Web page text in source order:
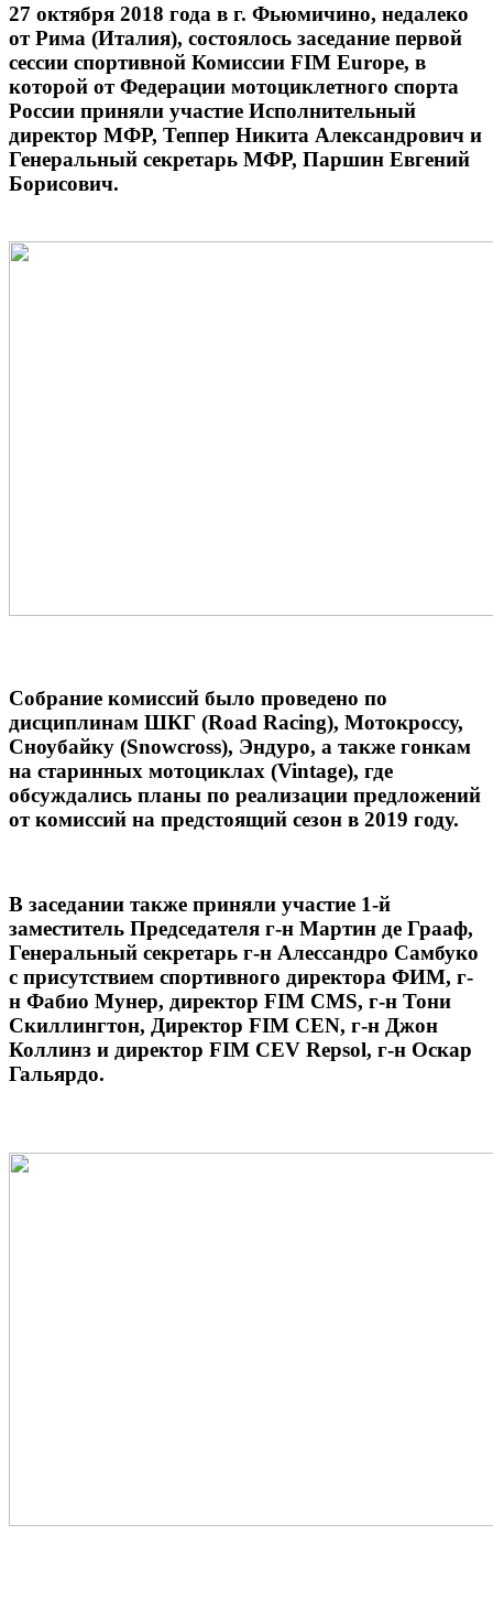
27 октября 2018 года в г. Фьюмичино, недалеко
от Рима (Италия), состоялось заседание первой
сессии спортивной Комиссии FIM Europe, в
которой от Федерации мотоциклетного спорта
России приняли участие Исполнительный
директор МФР, Теппер Никита Александрович и
Генеральный секретарь МФР, Паршин Евгений
Борисович.
Собрание комиссий было проведено по
дисциплинам ШКГ (Road Racing), Мотокроссу,
Сноубайку (Snowcross), Эндуро, а также гонкам
на старинных мотоциклах (Vintage), где
обсуждались планы по реализации предложений
от комиссий на предстоящий сезон в 2019 году.
В заседании также приняли участие 1-й
заместитель Председателя г-н Мартин де Грааф,
Генеральный секретарь г-н Алессандро Самбуко
с присутствием спортивного директора ФИМ, г-
н Фабио Мунер, директор FIM CMS, г-н Тони
Скиллингтон, Директор FIM CEN, г-н Джон
Коллинз и директор FIM CEV Repsol, г-н Оскар
Гальярдо.